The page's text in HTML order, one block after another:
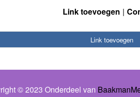
Link toevoegen
Link toevoegen
© 2023 Onderdeel van